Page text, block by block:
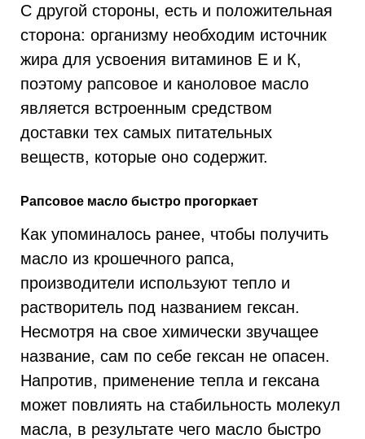
С другой стороны, есть и положительная
сторона: организму необходим источник
жира для усвоения витаминов Е и К,
поэтому рапсовое и каноловое масло
является встроенным средством
доставки тех самых питательных
веществ, которые оно содержит.
Рапсовое масло быстро прогоркает
Как упоминалось ранее, чтобы получить
масло из крошечного рапса,
производители используют тепло и
растворитель под названием гексан.
Несмотря на свое химически звучащее
название, сам по себе гексан не опасен.
Напротив, применение тепла и гексана
может повлиять на стабильность молекул
масла, в результате чего масло быстро